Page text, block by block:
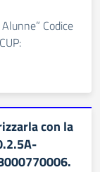
Codice
con la